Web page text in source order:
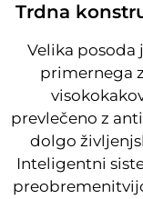
Trdna
Velika posoda
primernega
prevlečeno z
dolgo
Inteligentni